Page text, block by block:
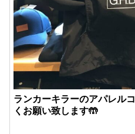
ランカーキラーのアパレル
くお願い致します🤲